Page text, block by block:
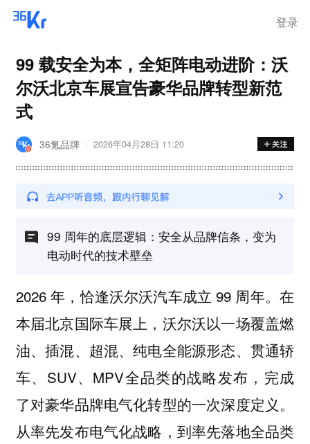
登录
99 载安全为本，全矩阵电动进阶：沃
尔沃北京车展宣告豪华品牌转型新范
式
36氪品牌 2026年04月28日 11:20
99 周年的底层逻辑：安全从品牌信条，变为
电动时代的技术壁垒
2026 年，恰逢沃尔沃汽车成立 99 周年。在
本届北京国际车展上，沃尔沃以一场覆盖燃
油、插混、超混、纯电全能源形态、贯通轿
车、SUV、MPV全品类的战略发布，完成
了对豪华品牌电气化转型的一次深度定义。
从率先发布电气化战略，到率先落地全品类